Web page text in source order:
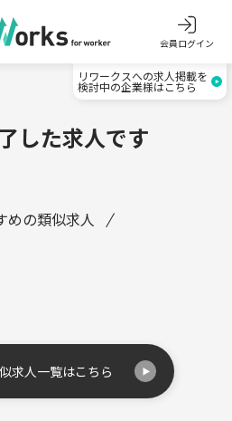
会員ログイン
リワークスへの求人掲載を
検討中の企業様はこちら
した求人です
めの類似求人
求人一覧はこちら